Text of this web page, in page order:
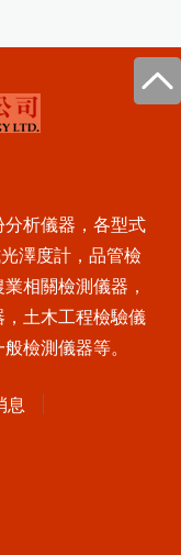
析儀器，各型式
澤度計，品管檢
相關檢測儀器，
土木工程檢驗儀
檢測儀器等。
息